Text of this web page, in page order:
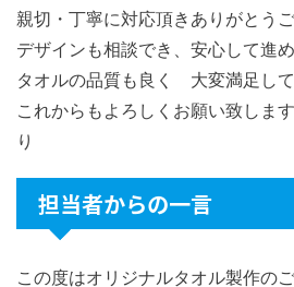
親切・丁寧に対応頂きありがとうご
デザインも相談でき、安心して進め
タオルの品質も良く 大変満足し
これからもよろしくお願い致
り
担当者からの一言
この度はオリジナルタオル製作の